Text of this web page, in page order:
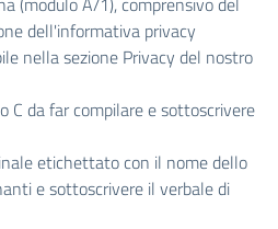
dell'informativa privacy
nella sezione Privacy del nostro
C da far compilare e sottoscrivere
etichettato con il nome dello
e sottoscrivere il verbale di